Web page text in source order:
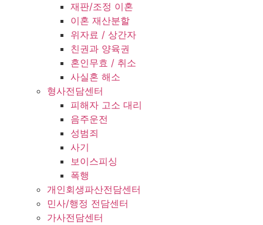
재판/조정 이혼
이혼 재산분할
위자료 / 상간자
친권과 양육권
혼인무효 / 취소
사실혼 해소
형사전담센터
피해자 고소 대리
음주운전
성범죄
사기
보이스피싱
폭행
개인회생파산전담센터
민사/행정 전담센터
가사전담센터